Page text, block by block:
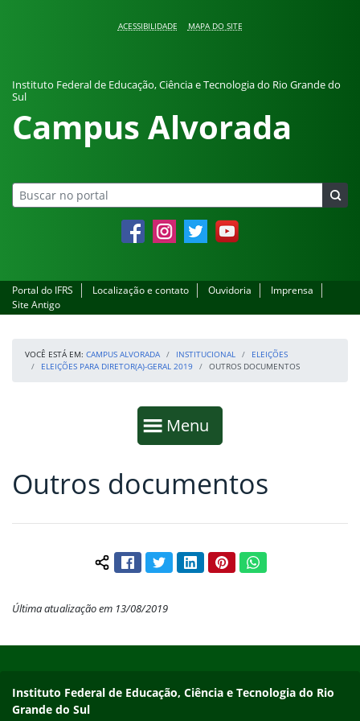
ACESSIBILIDADE MAPA DO SITE
Instituto Federal de Educação, Ciência e Tecnologia do Rio Grande do
Sul
Campus Alvorada
FacebookInstagramTwitter YouTube
Portal do IFRS Localização e contato Ouvidoria
Imprensa
Site Antigo
VOCÊ ESTÁ EM: CAMPUS ALVORADA INSTITUCIONAL
ELEIÇÕES
ELEIÇÕES PARA DIRETOR(A)-GERAL 2019
OUTROS DOCUMENTOS
Mostrar
Menu
Fim da navegação
Início do conteúdo
Outros documentos
Compartilhar conteúdo:
FacebookTwitterLinkedInPinterestWhatsApp
Última atualização em 13/08/2019
Endereço
Instituto Federal de Educação, Ciência e Tecnologia do Rio
Grande do Sul